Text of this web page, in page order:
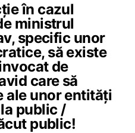
în cazul
ministrul
specific unor
să existe
de
care să
ale unor entități
public /
public!